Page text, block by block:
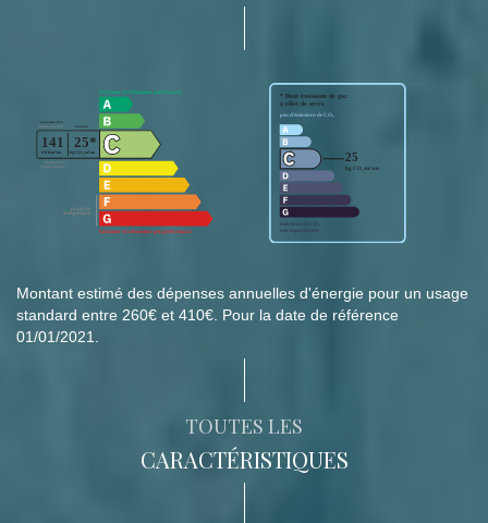
Montant estimé des dépenses annuelles d'énergie pour un usage
standard entre 260€ et 410€. Pour la date de référence
01/01/2021.
TOUTES LES
CARACTÉRISTIQUES